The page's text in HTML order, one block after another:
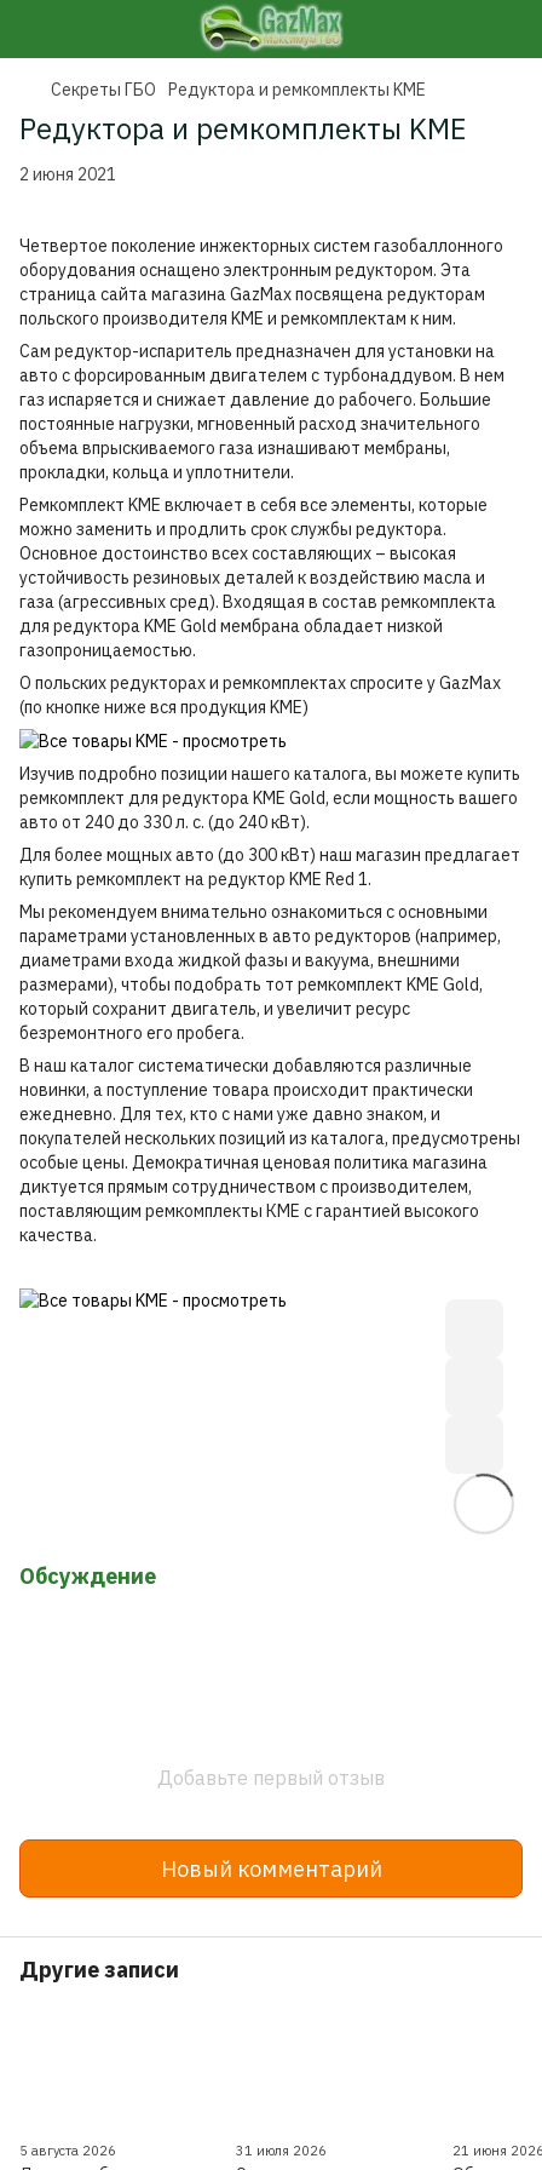
Секреты ГБО Редуктора и ремкомплекты KME
Редуктора и ремкомплекты KME
2 июня 2021
Четвертое поколение инжекторных систем газобаллонного
оборудования оснащено электронным редуктором. Эта
страница сайта магазина GazMax посвящена редукторам
польского производителя KME и ремкомплектам к ним.
Сам редуктор-испаритель предназначен для установки на
авто с форсированным двигателем с турбонаддувом. В нем
газ испаряется и снижает давление до рабочего. Большие
постоянные нагрузки, мгновенный расход значительного
объема впрыскиваемого газа изнашивают мембраны,
прокладки, кольца и уплотнители.
Ремкомплект KME включает в себя все элементы, которые
можно заменить и продлить срок службы редуктора.
Основное достоинство всех составляющих – высокая
устойчивость резиновых деталей к воздействию масла и
газа (агрессивных сред). Входящая в состав ремкомплекта
для редуктора KME Gold мембрана обладает низкой
газопроницаемостью.
О польских редукторах и ремкомплектах спросите у GazMax
(по кнопке ниже вся продукция KME)
Изучив подробно позиции нашего каталога, вы можете купить
ремкомплект для редуктора KME Gold, если мощность вашего
авто от 240 до 330 л. с. (до 240 кВт).
Для более мощных авто (до 300 кВт) наш магазин предлагает
купить ремкомплект на редуктор KME Red 1.
Мы рекомендуем внимательно ознакомиться с основными
параметрами установленных в авто редукторов (например,
диаметрами входа жидкой фазы и вакуума, внешними
размерами), чтобы подобрать тот ремкомплект KME Gold,
который сохранит двигатель, и увеличит ресурс
безремонтного его пробега.
В наш каталог систематически добавляются различные
новинки, а поступление товара происходит практически
ежедневно. Для тех, кто с нами уже давно знаком, и
покупателей нескольких позиций из каталога, предусмотрены
особые цены. Демократичная ценовая политика магазина
диктуется прямым сотрудничеством с производителем,
поставляющим ремкомплекты КМЕ с гарантией высокого
качества.
Обсуждение
Добавьте первый отзыв
Новый комментарий
Другие записи
5 августа 2026 31 июля 2026 21 июня